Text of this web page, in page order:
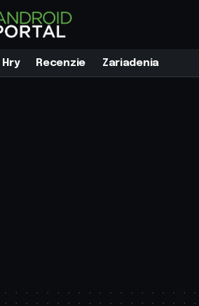
Hry Recenzie Zariadenia